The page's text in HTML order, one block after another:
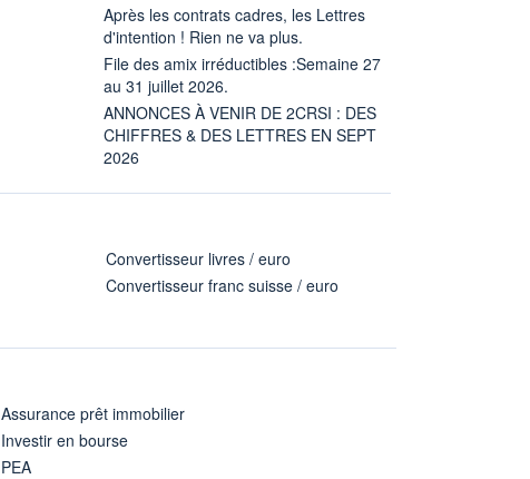
Après les contrats cadres, les Lettres
d'intention ! Rien ne va plus.
File des amix irréductibles :Semaine 27
au 31 juillet 2026.
ANNONCES À VENIR DE 2CRSI : DES
CHIFFRES & DES LETTRES EN SEPT
2026
Convertisseur livres / euro
Convertisseur franc suisse / euro
Assurance prêt immobilier
Investir en bourse
PEA